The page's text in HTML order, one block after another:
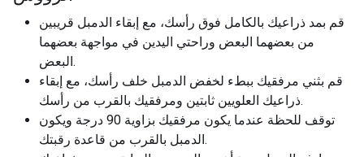
قم بمد ذراعيك بالكامل فوق رأسك، مع إبقاء الدمبل قريبين
من بعضهما البعض وراحتي اليدين في مواجهة بعضهما
البعض.
قم بثني مرفقيك ببطء لخفض الدمبل خلف رأسك، مع إبقاء
ذراعيك العلويين ثابتين ومرفقيك بالقرب من رأسك.
توقف للحظة عندما يكون مرفقيك بزاوية 90 درجة ويكون
الدمبل بالقرب من قاعدة رقبتك.